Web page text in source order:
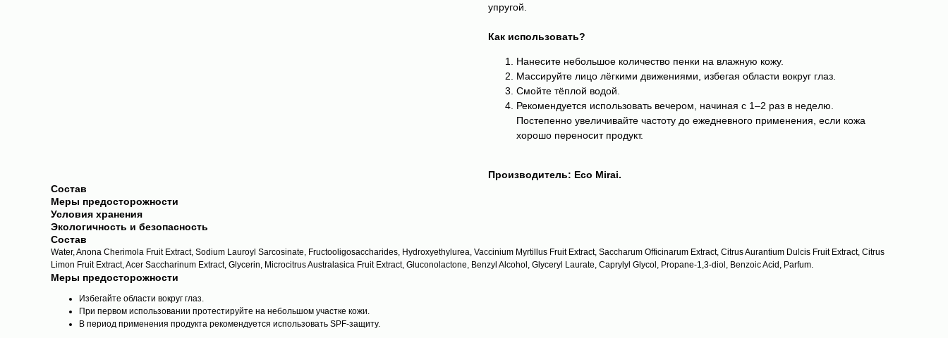
упругой.
Как использовать?
Нанесите небольшое количество пенки на влажную кожу.
Массируйте лицо лёгкими движениями, избегая области вокруг глаз.
Смойте тёплой водой.
Рекомендуется использовать вечером, начиная с 1–2 раз в неделю.
Постепенно увеличивайте частоту до ежедневного применения, если кожа
хорошо переносит продукт.
Производитель: Eco Mirai.
Состав
Меры предосторожности
Условия хранения
Экологичность и безопасность
Состав
Water, Anona Cherimola Fruit Extract, Sodium Lauroyl Sarcosinate, Fructooligosaccharides, Hydroxyethylurea, Vaccinium Myrtillus Fruit Extract, Saccharum Officinarum Extract, Citrus Aurantium Dulcis Fruit Extract, Citrus
Limon Fruit Extract, Acer Saccharinum Extract, Glycerin, Microcitrus Australasica Fruit Extract, Gluconolactone, Benzyl Alcohol, Glyceryl Laurate, Caprylyl Glycol, Propane-1,3-diol, Benzoic Acid, Parfum.
Меры предосторожности
Избегайте области вокруг глаз.
При первом использовании протестируйте на небольшом участке кожи.
В период применения продукта рекомендуется использовать SPF-защиту.